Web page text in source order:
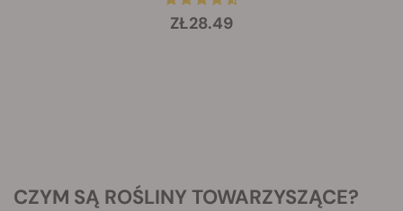
ZŁ28.49
CZYM SĄ ROŚLINY TOWARZYSZĄCE?